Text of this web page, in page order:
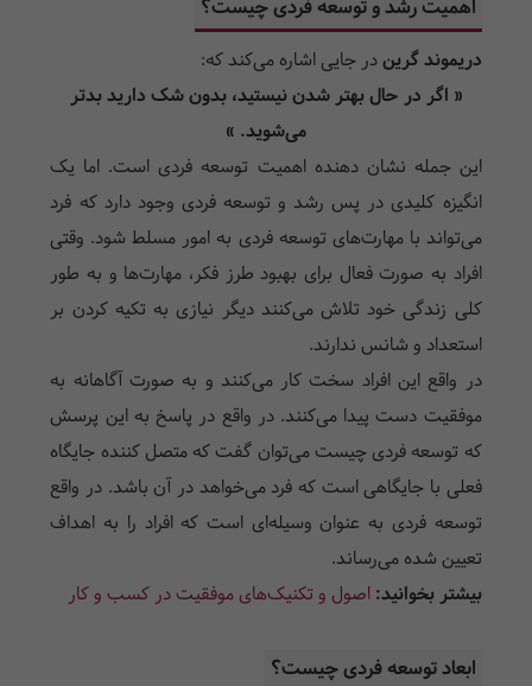
اهمیت رشد و توسعه فردی چیست؟
دریموند گریندر جایی اشاره می‌کند که:
« اگر در حال بهتر شدن نیستید، بدون شک دارید بدتر
می‌شوید. »
این جمله نشان دهنده اهمیت توسعه فردی است. اما یک
انگیزه کلیدی در پس رشد و توسعه فردی وجود دارد که فرد
می‌تواند با مهارت‌های توسعه فردی به امور مسلط شود. وقتی
افراد به صورت فعال برای بهبود طرز فکر، مهارت‌ها و به طور
کلی زندگی خود تلاش می‌کنند دیگر نیازی به تکیه کردن بر
استعداد و شانس ندارند.
در واقع این افراد سخت کار می‌کنند و به صورت آگاهانه به
موفقیت دست پیدا می‌کنند. در واقع در پاسخ به این پرسش
که توسعه فردی چیست می‌توان گفت که متصل کننده جایگاه
فعلی با جایگاهی است که فرد می‌خواهد در آن باشد. در واقع
توسعه فردی به عنوان وسیله‌ای است که افراد را به اهداف
تعیین شده می‌رساند.
بیشتر بخوانید: اصول و تکنیک‌ها‌ی موفقیت در کسب و کار
ابعاد توسعه فردی چیست؟